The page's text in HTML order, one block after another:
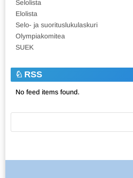
Selolista
Elolista
Selo- ja suorituslukulaskuri
Olympiakomitea
SUEK
RSS
No feed items found.